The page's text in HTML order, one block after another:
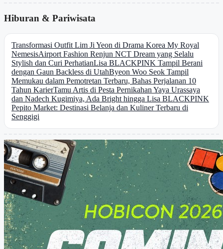
Hiburan & Pariwisata
Transformasi Outfit Lim Ji Yeon di Drama Korea My Royal
NemesisAirport Fashion Renjun NCT Dream yang Selalu
Stylish dan Curi PerhatianLisa BLACKPINK Tampil Berani
dengan Gaun Backless di UtahByeon Woo Seok Tampil
Memukau dalam Pemotretan Terbaru, Bahas Perjalanan 10
Tahun KarierTamu Artis di Pesta Pernikahan Yaya Urassaya
dan Nadech Kugimiya, Ada Bright hingga Lisa BLACKPINK
Pepito Market: Destinasi Belanja dan Kuliner Terbaru di
Senggigi